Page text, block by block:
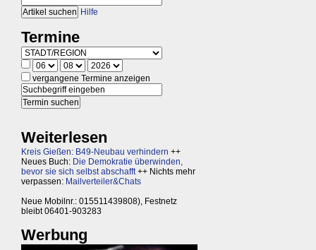
Hilfe
Termine
vergangene Termine anzeigen
Weiterlesen
Kreis Gießen: B49-Neubau verhindern ++
Neues Buch: Die Demokratie überwinden,
bevor sie sich selbst abschafft++ Nichts mehr
verpassen: Mailverteiler&Chats
Neue Mobilnr.: 015511439808), Festnetz
bleibt 06401-903283
Werbung